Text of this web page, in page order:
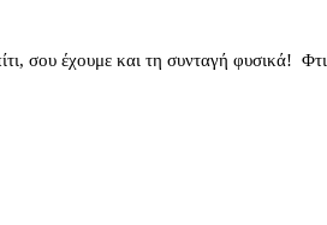
σου έχουμε και τη συνταγή